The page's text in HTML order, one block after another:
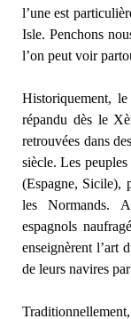
l’une est
Isle. Penchons
l’on peut voir
Historiquement,
répandu dès le
retrouvées dans
siècle. Les
(Espagne, Sicile),
les Normands.
espagnols
enseignèrent l’art
de leurs navires